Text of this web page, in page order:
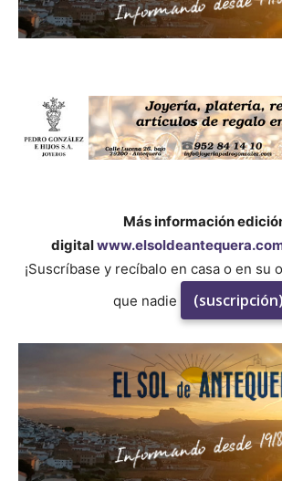
Más información
digital
¡Suscríbase y recíbalo en casa o en su
que nadie
(suscripción)